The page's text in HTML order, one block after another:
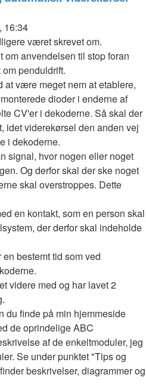
16:34
været skrevet om.
anvendelsen til stop foran
penduldrift.
være meget nem at etablere,
dioder i enderne af
CV'er i dekoderne. Så skal der
idet viderekørsel den anden vej
i dekoderne.
signal, hvor nogen eller noget
Og derfor skal der ske noget
skal overstroppes. Dette
en kontakt, som en person skal
der derfor skal indeholde
bestemt tid som ved
videre med og har lavet 2
du finde på min hjemmeside
de oprindelige ABC
af de enkeltmoduler, jeg
Se under punktet "Tips og
beskrivelser, diagrammer og